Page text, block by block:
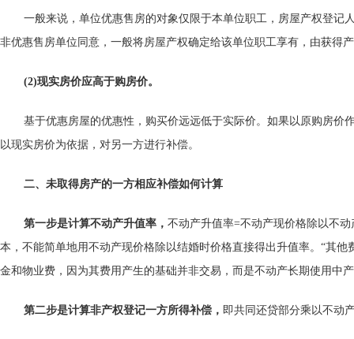
一般来说，单位优惠售房的对象仅限于本单位职工，房屋产权登
非优惠售房单位同意，一般将房屋产权确定给该单位职工享有，由获得
(2)现实房价应高于购房价。
基于优惠房屋的优惠性，购买价远远低于实际价。如果以原购房
以现实房价为依据，对另一方进行补偿。
二、未取得房产的一方相应补偿如何计算
第一步是计算不动产升值率， 不动产升值率=不动产现价格除以不
本，不能简单地用不动产现价格除以结婚时价格直接得出升值率。“其
金和物业费，因为其费用产生的基础并非交易，而是不动产长期使用中
第二步是计算非产权登记一方所得补偿， 即共同还贷部分乘以不动